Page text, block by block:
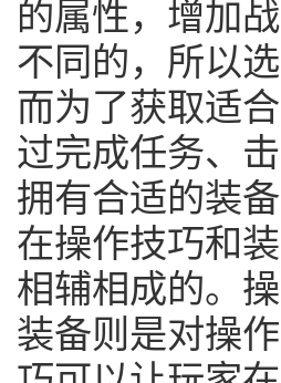
的属性，增加
不同的，所以
而为了获取适
过完成任务、
拥有合适的装
在操作技巧和
相辅相成的。
装备则是对操